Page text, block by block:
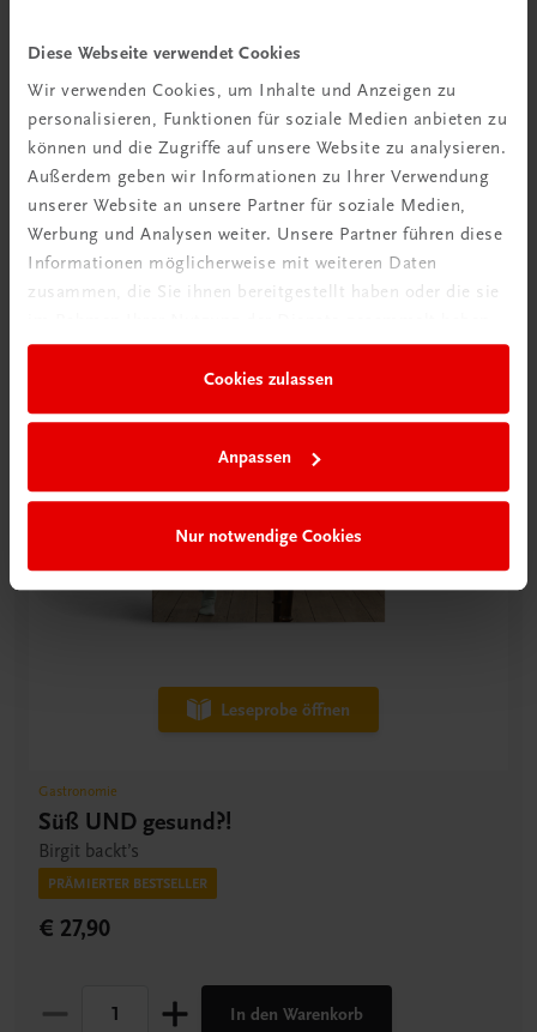
Diese Webseite verwendet Cookies
Wir verwenden Cookies, um Inhalte und Anzeigen zu
personalisieren, Funktionen für soziale Medien anbieten zu
können und die Zugriffe auf unsere Website zu analysieren.
Außerdem geben wir Informationen zu Ihrer Verwendung
unserer Website an unsere Partner für soziale Medien,
Werbung und Analysen weiter. Unsere Partner führen diese
Informationen möglicherweise mit weiteren Daten
zusammen, die Sie ihnen bereitgestellt haben oder die sie
Cookies zulassen
Anpassen
Nur notwendige Cookies
Birgit Kogler
Mehr gesunde Rezepte zum Naschen
gibt’s im Buch:
Leseprobe öffnen
Gastronomie
Süß UND gesund?!
Birgit backt’s
PRÄMIERTER BESTSELLER
€ 27,90
In den Warenkorb